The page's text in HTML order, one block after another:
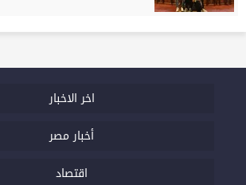
اخر الاخبار
أخبار مصر
اقتصاد